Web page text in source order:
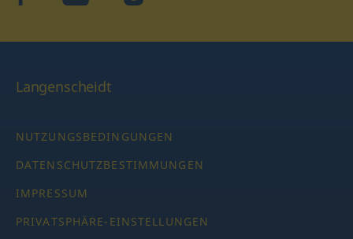
Langenscheidt
NUTZUNGSBEDINGUNGEN
DATENSCHUTZBESTIMMUNGEN
IMPRESSUM
PRIVATSPHÄRE-EINSTELLUNGEN